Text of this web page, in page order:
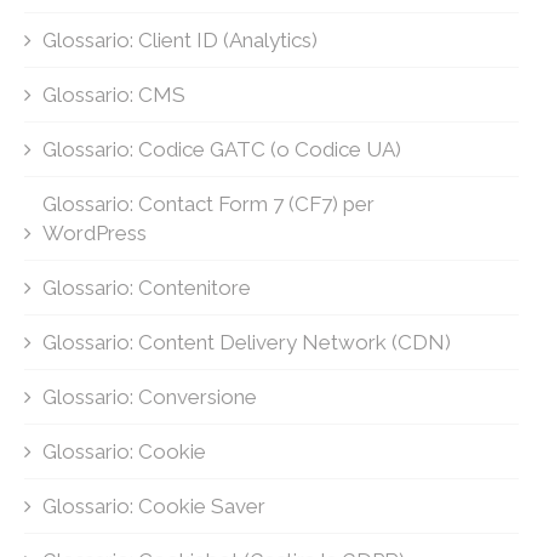
Glossario: Client ID (Analytics)
Glossario: CMS
Glossario: Codice GATC (o Codice UA)
Glossario: Contact Form 7 (CF7) per
WordPress
Glossario: Contenitore
Glossario: Content Delivery Network (CDN)
Glossario: Conversione
Glossario: Cookie
Glossario: Cookie Saver